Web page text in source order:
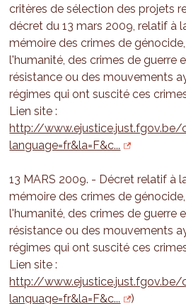
critères de sélection des projets
décret du 13 mars 2009, relatif à
mémoire des crimes de
l'humanité, des crimes de guerre
résistance ou des mouvements
régimes qui ont suscité ces
Lien site :
http://www.ejustice.just.fgov.be/
language=fr&la=F&c...
13 MARS 2009. - Décret relatif à
mémoire des crimes de
l'humanité, des crimes de guerre
résistance ou des mouvements
régimes qui ont suscité ces
Lien site :
http://www.ejustice.just.fgov.be/
language=fr&la=F&c...
)